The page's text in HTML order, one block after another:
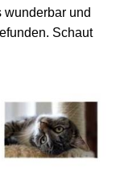
wunderbar und
Schaut